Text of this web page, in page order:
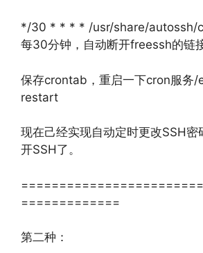
*/30 * * * * /usr/share/autossh/
每30分钟，自动断开freessh的链
保存crontab，重启一下cron服务
restart
现在己经实现自动定时更改SSH密
开SSH了。
=============
第二种：